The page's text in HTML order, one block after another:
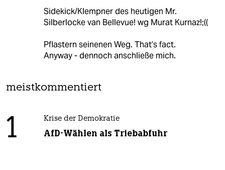
Sidekick/Klempner des heutigen Mr.
Silberlocke van Bellevue! wg Murat Kurnaz!;((
Pflastern seinenen Weg. That’s fact.
Anyway - dennoch anschließe mich.
meistkommentiert
1 Krise der Demokratie
AfD-Wählen als Triebabfuhr